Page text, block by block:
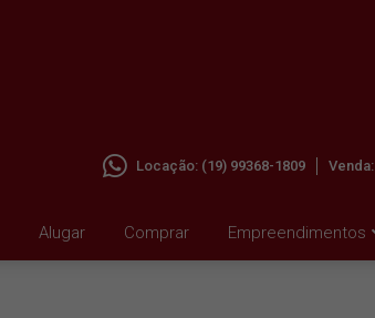
Alugar Comprar Empreendimentos
Locação: (19) 99368-1809 Venda: